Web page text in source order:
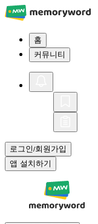
홈
커뮤니티
로그인/회원가입
앱 설치하기